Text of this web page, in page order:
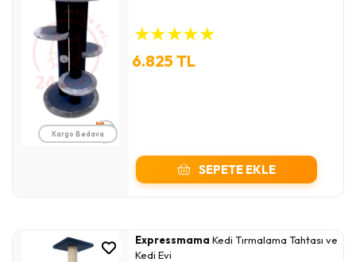
Kargo Bedava
★★★★★
6.825 TL
SEPETE EKLE
Expressmama Kedi Tırmalama Tahtası ve
Kedi Evi